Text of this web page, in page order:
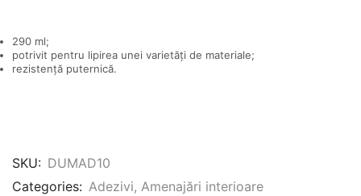
290 ml;
potrivit pentru lipirea unei varietăți de materiale;
rezistență puternică.
SKU: DUMAD10
Categories: Adezivi, Amenajări interioare